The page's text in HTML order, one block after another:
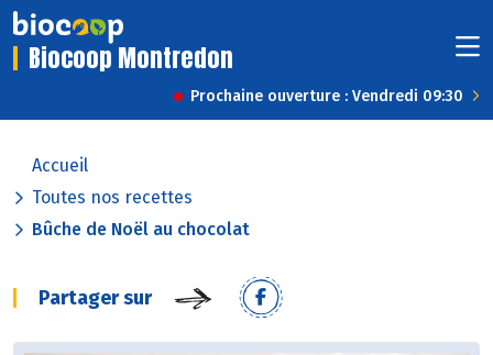
Biocoop Montredon
Prochaine ouverture : Vendredi 09:30
Accueil
Toutes nos recettes
Bûche de Noël au chocolat
Partager sur